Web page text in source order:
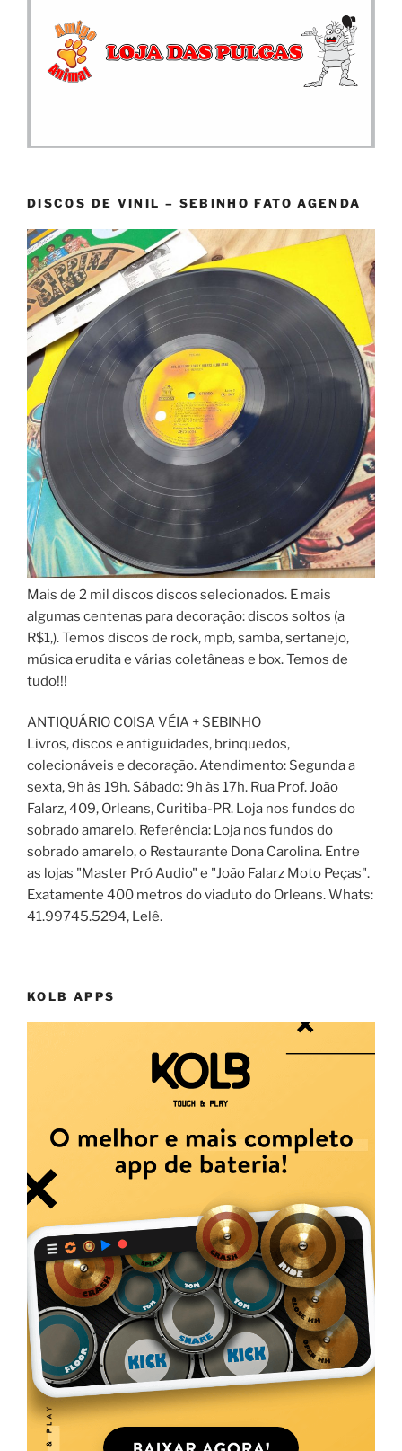
DISCOS DE VINIL – SEBINHO FATO AGENDA
Mais de 2 mil discos discos selecionados. E mais
algumas centenas para decoração: discos soltos (a
R$1,). Temos discos de rock, mpb, samba, sertanejo,
música erudita e várias coletâneas e box. Temos de
tudo!!!
ANTIQUÁRIO COISA VÉIA + SEBINHO
Livros, discos e antiguidades, brinquedos,
colecionáveis e decoração. Atendimento: Segunda a
sexta, 9h às 19h. Sábado: 9h às 17h. Rua Prof. João
Falarz, 409, Orleans, Curitiba-PR. Loja nos fundos do
sobrado amarelo. Referência: Loja nos fundos do
sobrado amarelo, o Restaurante Dona Carolina. Entre
as lojas "Master Pró Audio" e "João Falarz Moto Peças".
Exatamente 400 metros do viaduto do Orleans. Whats:
41.99745.5294, Lelê.
KOLB APPS